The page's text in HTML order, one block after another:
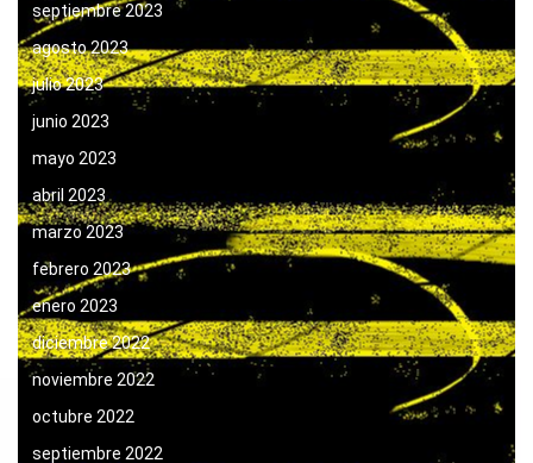
septiembre 2023
agosto 2023
julio 2023
junio 2023
mayo 2023
abril 2023
marzo 2023
febrero 2023
enero 2023
diciembre 2022
noviembre 2022
octubre 2022
septiembre 2022